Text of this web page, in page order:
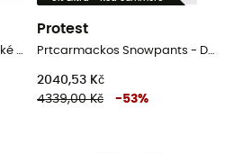
Alpine Guide Pants - Dámské horolezecké kalhoty
Protest
Prtcarmackos Snowpants - Dámské lyžařské kalhoty
2040,53 Kč
4339,00 Kč
-53%